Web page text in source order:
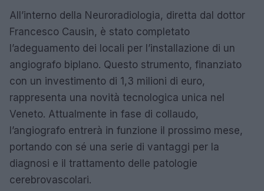
All’interno della Neuroradiologia, diretta dal dottor
Francesco Causin, è stato completato
l’adeguamento dei locali per l’installazione di un
angiografo biplano. Questo strumento, finanziato
con un investimento di 1,3 milioni di euro,
rappresenta una novità tecnologica unica nel
Veneto. Attualmente in fase di collaudo,
l’angiografo entrerà in funzione il prossimo mese,
portando con sé una serie di vantaggi per la
diagnosi e il trattamento delle patologie
cerebrovascolari.